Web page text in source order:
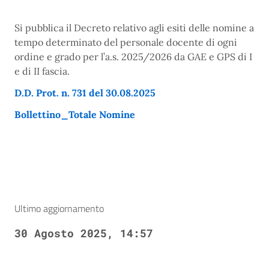
Si pubblica il Decreto relativo agli esiti delle nomine a
tempo determinato del personale docente di ogni
ordine e grado per l’a.s. 2025/2026 da GAE e GPS di I
e di II fascia.
D.D. Prot. n. 731 del 30.08.2025
Bollettino_Totale Nomine
Ultimo aggiornamento
30 Agosto 2025, 14:57